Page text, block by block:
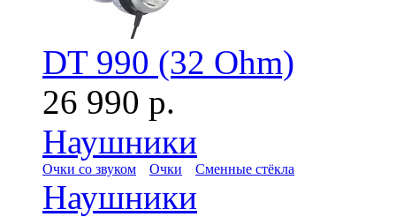
DT 990 (32 Ohm)
26 990 р.
Наушники
Очки со звуком Очки Сменные стёкла
Наушники